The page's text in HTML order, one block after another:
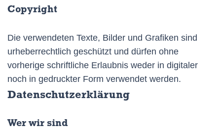
Copyright
Die verwendeten Texte, Bilder und Grafiken sind
urheberrechtlich geschützt und dürfen ohne
vorherige schriftliche Erlaubnis weder in digitaler
noch in gedruckter Form verwendet werden.
Datenschutzerklärung
Wer wir sind